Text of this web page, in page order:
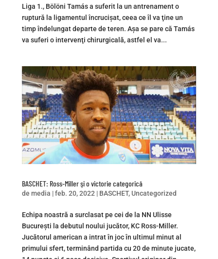
Liga 1., Bölöni Tamás a suferit la un antrenament o
ruptură la ligamentul încrucișat, ceea ce îl va ţine un
timp îndelungat departe de teren. Aşa se pare că Tamás
va suferi o intervenţi chirurgicală, astfel el va...
BASCHET: Ross-Miller şi o victorie categorică
de media |feb. 20, 2022 | BASCHET, Uncategorized
Echipa noastră a surclasat pe cei de la NN Ulisse
Bucureşti la debutul noului jucător, KC Ross-Miller.
Jucătorul american a intrat în joc în ultimul minut al
primului sfert, terminând partida cu 20 de minute jucate,